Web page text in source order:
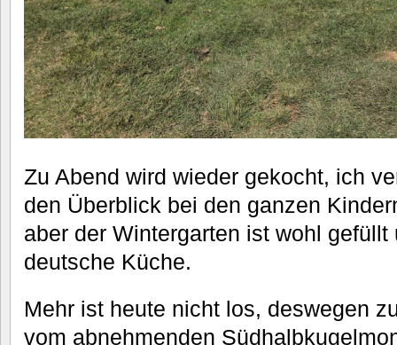
Zu Abend wird wieder gekocht, ich
den Überblick bei den ganzen
aber der Wintergarten ist wohl
deutsche Küche.
Mehr ist heute nicht los, deswegen
vom abnehmenden